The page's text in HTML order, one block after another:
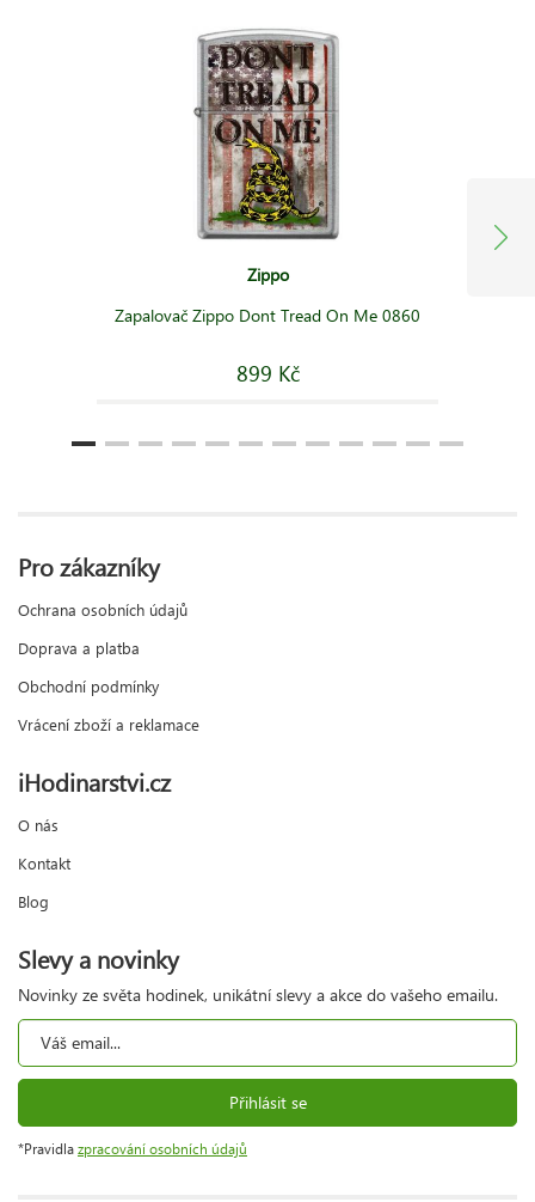
Zippo
Zapalovač Zippo Dont Tread On Me 0860
899 Kč
Pro zákazníky
Ochrana osobních údajů
Doprava a platba
Obchodní podmínky
Vrácení zboží a reklamace
iHodinarstvi.cz
O nás
Kontakt
Blog
Slevy a novinky
Novinky ze světa hodinek, unikátní slevy a akce do vašeho emailu.
Přihlásit se
*Pravidla zpracování osobních údajů